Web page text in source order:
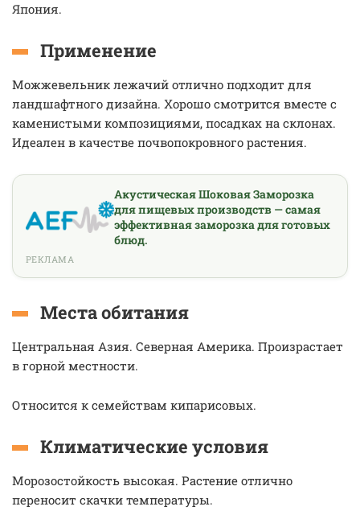
Япония.
Применение
Можжевельник лежачий отлично подходит для
ландшафтного дизайна. Хорошо смотрится вместе с
каменистыми композициями, посадках на склонах.
Идеален в качестве почвопокровного растения.
Акустическая Шоковая Заморозка
для пищевых производств — самая
эффективная заморозка для готовых
блюд.
РЕКЛАМА
Места обитания
Центральная Азия. Северная Америка. Произрастает
в горной местности.
Относится к семействам кипарисовых.
Климатические условия
Морозостойкость высокая. Растение отлично
переносит скачки температуры.